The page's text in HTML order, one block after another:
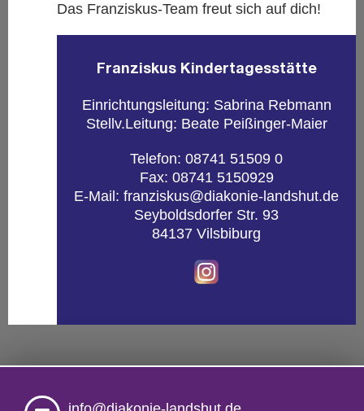
Das Fran­zis­kus-Team freut sich auf dich!
Fran­zis­kus Kin­der­ta­ges­stät­te
Ein­rich­tungs­lei­tung: Sa­bri­na Reb­mann
Stellv.Lei­tung: Beate Pei­ßin­ger-Mai­er
Te­le­fon: 08741 51509 0
Fax: 08741 5150929
E-Mail: fran­zis­kus@​diakonie-​landshut.​de
Sey­bolds­dor­fer Str. 93
84137 Vils­bi­burg